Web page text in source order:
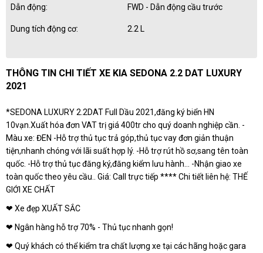
Dẫn động: FWD - Dẫn động cầu trước
Dung tích động cơ: 2.2 L
THÔNG TIN CHI TIẾT XE KIA SEDONA 2.2 DAT LUXURY
2021
*SEDONA LUXURY 2.2DAT Full Dầu 2021,đăng ký biển HN
10vạn.Xuất hóa đơn VAT trị giá 400tr cho quý doanh nghiệp cần. -
Màu xe: ĐEN -Hỗ trợ thủ tục trả góp,thủ tục vay đơn giản thuận
tiện,nhanh chóng với lãi suất hợp lý. -Hỗ trợ rút hồ sơ,sang tên toàn
quốc. -Hỗ trợ thủ tục đăng ký,đăng kiểm lưu hành… -Nhận giao xe
toàn quốc theo yêu cầu.. Giá: Call trực tiếp **** Chi tiết liên hệ: THẾ
GIỚI XE CHẤT
❤ Xe đẹp XUẤT SẮC
❤ Ngân hàng hỗ trợ 70% - Thủ tục nhanh gọn!
❤ Quý khách có thể kiểm tra chất lượng xe tại các hãng hoặc gara